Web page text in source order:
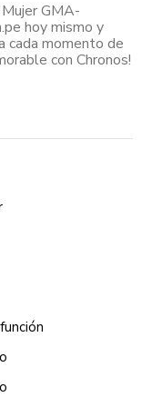
GMA-
hoy mismo y
cada momento de
con Chronos!